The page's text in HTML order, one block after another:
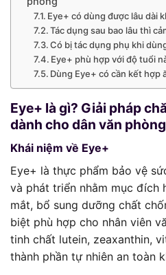
Eye+ có dùng được lâu dài
Tác dụng sau bao lâu thì
Có bị tác dụng phụ khi
Eye+ phù hợp với độ tuổi
Dùng Eye+ có cần kết hợp
Eye+ là gì? Giải pháp
dành cho dân văn phòng
Khái niệm về Eye+
Eye+ là thực phẩm bảo vệ
và phát triển nhằm mục đích
mắt, bổ sung dưỡng chất
biệt phù hợp cho nhân viên
tinh chất lutein, zeaxanthin,
thành phần tự nhiên an toàn